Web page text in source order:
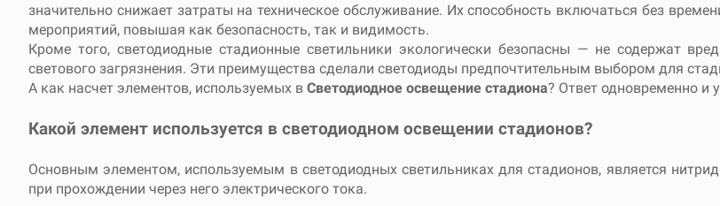
значительно снижает затраты на техническое обслуживание. Их способность включаться без
мероприятий, повышая как безопасность, так и видимость.
Кроме того, светодиодные стадионные светильники экологически безопасны — не содержат
светового загрязнения. Эти преимущества сделали светодиоды предпочтительным выбором для
А как насчет элементов, используемых в Светодиодное освещение стадиона? Ответ одновременно и
Какой элемент используется в светодиодном освещении стадионов?
Основным элементом, используемым в светодиодных светильниках для стадионов, является
при прохождении через него электрического тока.